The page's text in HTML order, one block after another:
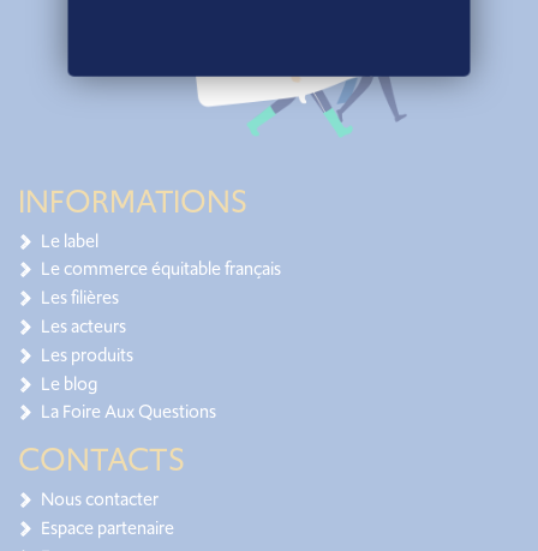
INFORMATIONS
Le label
Le commerce équitable français
Les filières
Les acteurs
Les produits
Le blog
La Foire Aux Questions
CONTACTS
Nous contacter
Espace partenaire